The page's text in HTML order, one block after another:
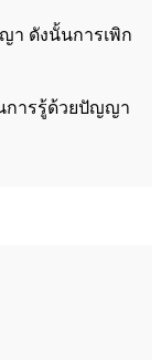
า ดังนั้นการเพิก
การรู้ด้วยปัญญา